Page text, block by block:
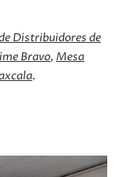
Distribuidores de
Bravo Mesa